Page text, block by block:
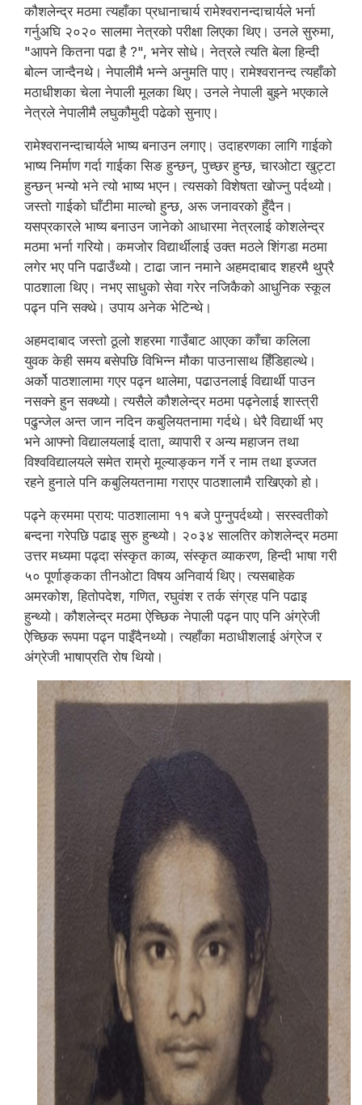
कौशलेन्द्र मठमा त्यहाँका प्रधानाचार्य रामेश्वरानन्दाचार्यले भर्ना
गर्नुअघि २०२० सालमा नेत्रको परीक्षा लिएका थिए। उनले सुरुमा,
"आपने कितना पढा है ?", भनेर सोधे। नेत्रले त्यति बेला हिन्दी
बोल्न जान्दैनथे। नेपालीमै भन्ने अनुमति पाए। रामेश्वरानन्द त्यहाँको
मठाधीशका चेला नेपाली मूलका थिए। उनले नेपाली बुझ्ने भएकाले
नेत्रले नेपालीमै लघुकौमुदी पढेको सुनाए।
रामेश्वरानन्दाचार्यले भाष्य बनाउन लगाए। उदाहरणका लागि गाईको
भाष्य निर्माण गर्दा गाईका सिङ हुन्छन्, पुच्छर हुन्छ, चारओटा खुट्टा
हुन्छन् भन्यो भने त्यो भाष्य भएन। त्यसको विशेषता खोज्नु पर्दथ्यो।
जस्तो गाईको घाँटीमा माल्चो हुन्छ, अरू जनावरको हुँदैन।
यसप्रकारले भाष्य बनाउन जानेको आधारमा नेत्रलाई कोशलेन्द्र
मठमा भर्ना गरियो। कमजोर विद्यार्थीलाई उक्त मठले शिंगडा मठमा
लगेर भए पनि पढाउँथ्यो। टाढा जान नमाने अहमदाबाद शहरमै थुप्रै
पाठशाला थिए। नभए साधुको सेवा गरेर नजिकैको आधुनिक स्कूल
पढ्न पनि सक्थे। उपाय अनेक भेटिन्थे।
अहमदाबाद जस्तो ठूलो शहरमा गाउँबाट आएका काँचा कलिला
युवक केही समय बसेपछि विभिन्न मौका पाउनासाथ हिँडिहाल्थे।
अर्को पाठशालामा गएर पढ्न थालेमा, पढाउनलाई विद्यार्थी पाउन
नसक्ने हुन सक्थ्यो। त्यसैले कौशलेन्द्र मठमा पढ्नेलाई शास्त्री
पढुन्जेल अन्त जान नदिन कबुलियतनामा गर्दथे। धेरै विद्यार्थी भए
भने आफ्नो विद्यालयलाई दाता, व्यापारी र अन्य महाजन तथा
विश्वविद्यालयले समेत राम्रो मूल्याङ्कन गर्ने र नाम तथा इज्जत
रहने हुनाले पनि कबुलियतनामा गराएर पाठशालामै राखिएको हो।
पढ्ने क्रममा प्राय: पाठशालामा ११ बजे पुग्नुपर्दथ्यो। सरस्वतीको
बन्दना गरेपछि पढाइ सुरु हुन्थ्यो। २०३४ सालतिर कोशलेन्द्र मठमा
उत्तर मध्यमा पढ्दा संस्कृत काव्य, संस्कृत व्याकरण, हिन्दी भाषा गरी
५० पूर्णाङ्कका तीनओटा विषय अनिवार्य थिए। त्यसबाहेक
अमरकोश, हितोपदेश, गणित, रघुवंश र तर्क संग्रह पनि पढाइ
हुन्थ्यो। कौशलेन्द्र मठमा ऐच्छिक नेपाली पढ्न पाए पनि अंग्रेजी
ऐच्छिक रूपमा पढ्न पाइँदैनथ्यो। त्यहाँका मठाधीशलाई अंग्रेज र
अंग्रेजी भाषाप्रति रोष थियो।